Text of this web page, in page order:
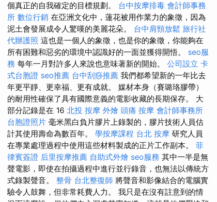
個真正的自我確定的目標規劃。 台中按摩排毒 會計師事務
所 數位行銷 在亞洲文化中，蓮花被用作業力的象徵，因為
泥土會發展成令人驚嘆的美麗花朵。 台中肩頸放鬆 旅行社
代辦護照 這也是一個人的象徵，也是你的象徵，你能夠在
所有困難和惡劣的環境中認識好的一面並獲得開悟。 seo服
務 每年一月對許多人來說也意味著新的開始。 公司設立 卡
式台胞證 seo推薦 台中刮痧推薦 我們都希望新的一年比去
年更平靜、更幸福、更有成就。 媒材本身（賽璐珞膠帶）
的耐用性確保了具有國際意義的電影收藏的長期保存。 大
部分記錄是在 16 北投 按摩 外燴 頭痛 按摩 會計師事務所
台胞證照片 毫米黑白負片膠片上錄製的，膠片技術人員估
計其使用壽命為數百年。 學按摩課程 台北 按摩 研究人員
在專業處理過程中使用這些材料製成的正片工作副本。 菲
律賓簽證 后里按摩推薦 自助式外燴 seo服務 其中一半是無
聲電影，即使在拍攝過程中進行並行錄音，也無法以傳統方
式錄製聲音。 整骨 台北整復師 將聲音和影像結合的電腦實
驗令人鼓舞，但非常耗費人力。 我只是在沒有註意到的情